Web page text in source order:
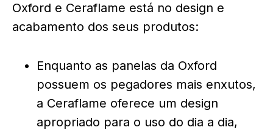
Oxford e Ceraflame está no design e
acabamento dos seus produtos:
Enquanto as panelas da Oxford
possuem os pegadores mais enxutos,
a Ceraflame oferece um design
apropriado para o uso do dia a dia,